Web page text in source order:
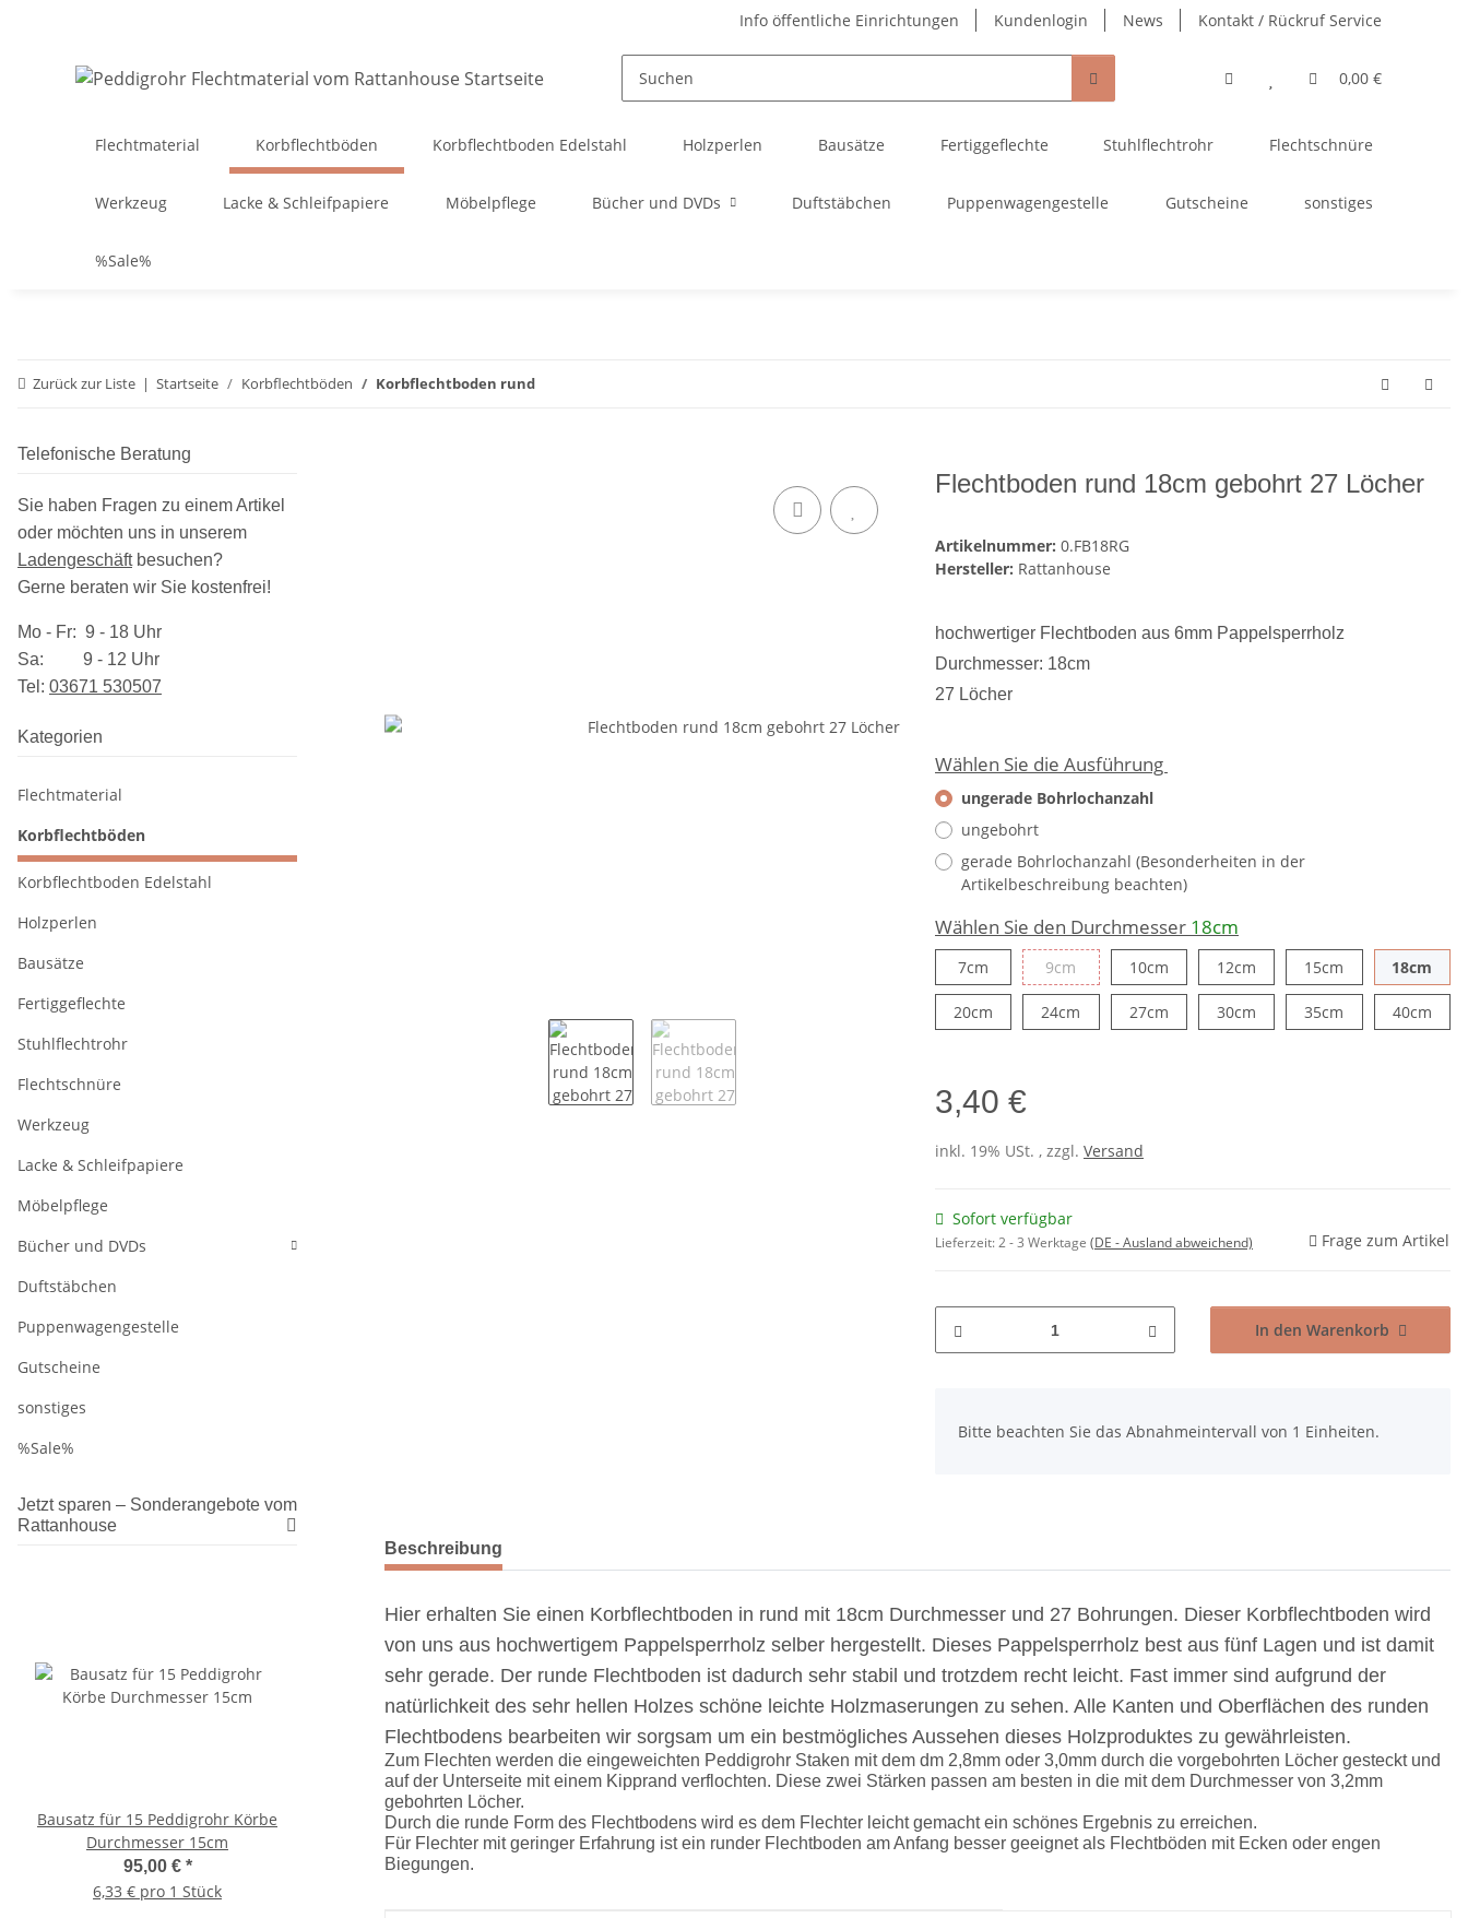
Info öffentliche Einrichtungen Kundenlogin News Kontakt / Rückruf Service
0,00 €
Flechtmaterial Korbflechtböden Korbflechtboden Edelstahl Holzperlen Bausätze Fertiggeflechte Stuhlflechtrohr Flechtschnüre
Werkzeug Lacke & Schleifpapiere Möbelpflege Bücher und DVDs Duftstäbchen Puppenwagengestelle Gutscheine sonstiges
%Sale%
Zurück zur Liste Startseite Korbflechtböden Korbflechtboden rund
Flechtboden rund 18cm gebohrt 27 Löcher
Artikelnummer: 0.FB18RG
Hersteller: Rattanhouse
hochwertiger Flechtboden aus 6mm Pappelsperrholz
Durchmesser: 18cm
27 Löcher
Wählen Sie die Ausführung
ungerade Bohrlochanzahl
ungebohrt
gerade Bohrlochanzahl (Besonderheiten in der
Artikelbeschreibung beachten)
Wählen Sie den Durchmesser 18cm
7cm 9cm 9cm 10cm10cm 12cm 15cm 18cm
20cm 24cm 27cm27cm 30cm 35cm 40cm
3,40 €
inkl. 19% USt. , zzgl. Versand
Sofort verfügbar
Lieferzeit:2 - 3 Werktage (DE - Ausland abweichend) Frage zum Artikel
In den Warenkorb
Bitte beachten Sie das Abnahmeintervall von 1 Einheiten.
weitere Registerkarten anzeigen
Beschreibung
Hier erhalten Sie einen Korbflechtboden in rund mit 18cm Durchmesser und 27 Bohrungen. Dieser Korbflechtboden wird
von uns aus hochwertigem Pappelsperrholz selber hergestellt. Dieses Pappelsperrholz best aus fünf Lagen und ist damit
sehr gerade. Der runde Flechtboden ist dadurch sehr stabil und trotzdem recht leicht. Fast immer sind aufgrund der
natürlichkeit des sehr hellen Holzes schöne leichte Holzmaserungen zu sehen. Alle Kanten und Oberflächen des runden
Flechtbodens bearbeiten wir sorgsam um ein bestmögliches Aussehen dieses Holzproduktes zu gewährleisten.
Zum Flechten werden die eingeweichten Peddigrohr Staken mit dem dm 2,8mm oder 3,0mm durch die vorgebohrten Löcher gesteckt und
auf der Unterseite mit einem Kipprand verflochten. Diese zwei Stärken passen am besten in die mit dem Durchmesser von 3,2mm
gebohrten Löcher.
Durch die runde Form des Flechtbodens wird es dem Flechter leicht gemacht ein schönes Ergebnis zu erreichen.
Für Flechter mit geringer Erfahrung ist ein runder Flechtboden am Anfang besser geeignet als Flechtböden mit Ecken oder engen
Biegungen.
Telefonische Beratung
Sie haben Fragen zu einem Artikel
oder möchten uns in unserem
Ladengeschäftbesuchen?
Gerne beraten wir Sie kostenfrei!
Mo - Fr: 9 - 18 Uhr
Sa: 9 - 12 Uhr
Tel: 03​671 530507
Kategorien
Flechtmaterial
Korbflechtböden
Korbflechtboden Edelstahl
Holzperlen
Bausätze
Fertiggeflechte
Stuhlflechtrohr
Flechtschnüre
Werkzeug
Lacke & Schleifpapiere
Möbelpflege
Bücher und DVDs
Duftstäbchen
Puppenwagengestelle
Gutscheine
sonstiges
%Sale%
Jetzt sparen – Sonderangebote vom
Rattanhouse
Bausatz für 15 Peddigrohr Körbe
Durchmesser 15cm
95,00 € *
6,33 € pro 1 Stück
Holzdübel dm 10mm x Länge
140mm
0,14 €*
Flechtboden rund 9cm gebohrt
13 Löcher